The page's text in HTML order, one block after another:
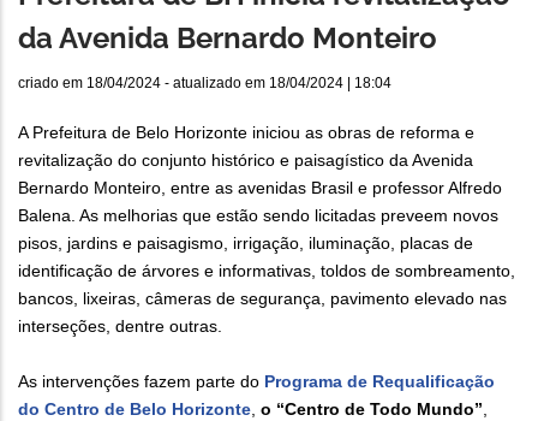
da Avenida Bernardo Monteiro
criado em 18/04/2024 - atualizado em 18/04/2024 | 18:04
A Prefeitura de Belo Horizonte iniciou as obras de reforma e
revitalização do conjunto histórico e paisagístico da Avenida
Bernardo Monteiro, entre as avenidas Brasil e professor Alfredo
Balena. As melhorias que estão sendo licitadas preveem novos
pisos, jardins e paisagismo, irrigação, iluminação, placas de
identificação de árvores e informativas, toldos de sombreamento,
bancos, lixeiras, câmeras de segurança, pavimento elevado nas
interseções, dentre outras.
As intervenções fazem parte do Programa de Requalificação
do Centro de Belo Horizonte, o “Centro de Todo Mundo”,